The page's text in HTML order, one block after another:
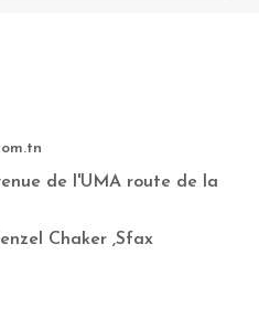
de l'UMA route de la
Chaker ,Sfax